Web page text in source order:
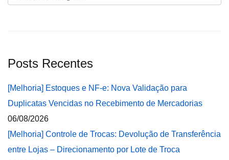
Posts Recentes
[Melhoria] Estoques e NF-e: Nova Validação para
Duplicatas Vencidas no Recebimento de Mercadorias
06/08/2026
[Melhoria] Controle de Trocas: Devolução de Transferência
entre Lojas – Direcionamento por Lote de Troca